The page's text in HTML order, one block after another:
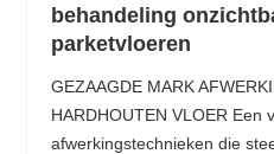
behandeling
parketvloeren
GEZAAGDE MARK
HARDHOUTEN VLOER Een
afwerkingstechnieken die